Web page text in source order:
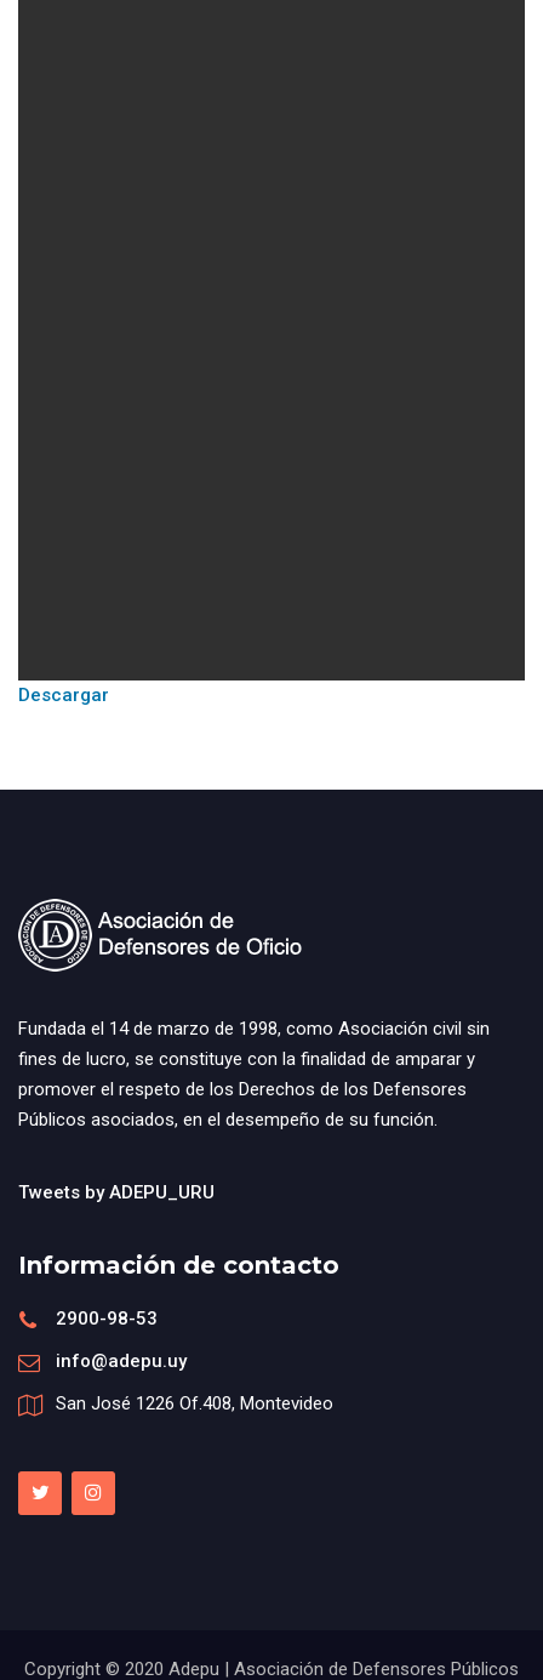
Descargar
Fundada el 14 de marzo de 1998, como Asociación civil sin
fines de lucro, se constituye con la finalidad de amparar y
promover el respeto de los Derechos de los Defensores
Públicos asociados, en el desempeño de su función.
Tweets by ADEPU_URU
Información de contacto
2900-98-53
info@adepu.uy
San José 1226 Of.408, Montevideo
Copyright © 2020 Adepu | Asociación de Defensores Públicos